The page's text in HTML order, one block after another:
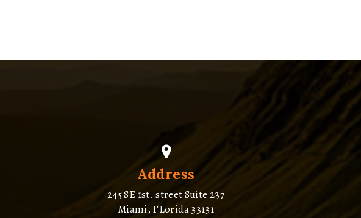
Address
245 SE 1st. street Suite 237
Miami, FLorida 33131